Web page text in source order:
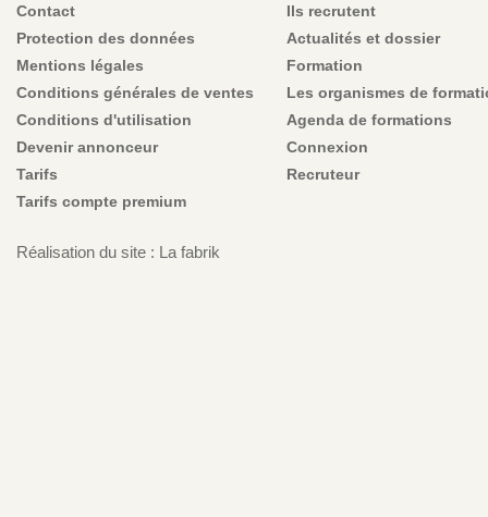
Contact
Protection des données
Mentions légales
Conditions générales de ventes
Conditions d'utilisation
Devenir annonceur
Tarifs
Tarifs compte premium
Ils recrutent
Actualités et dossier
Formation
Les organismes de
Agenda de formations
Connexion
Recruteur
Réalisation du site : La fabrik